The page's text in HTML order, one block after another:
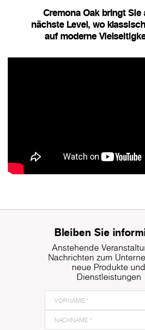
Cremona Oak bringt Sie
nächste Level, wo
auf moderne
Bleiben Sie
Anstehende
Nachrichten zum
neue Produkte und
Dienstleistungen